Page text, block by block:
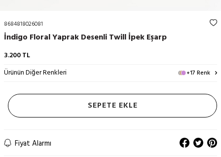
8684818026081
İndigo Floral Yaprak Desenli Twill İpek Eşarp
3.200TL
Ürünün Diğer Renkleri
+17 Renk
SEPETE EKLE
Fiyat Alarmı